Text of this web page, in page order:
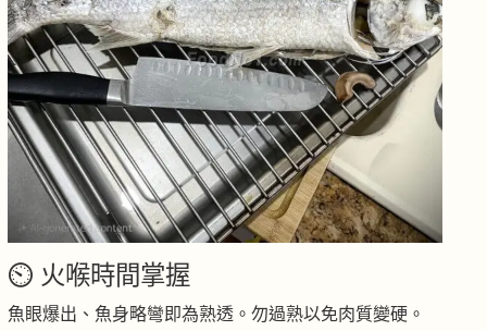
⏲️ 火喉時間掌握
魚眼爆出、魚身略彎即為熟透。勿過熟以免肉質變硬。